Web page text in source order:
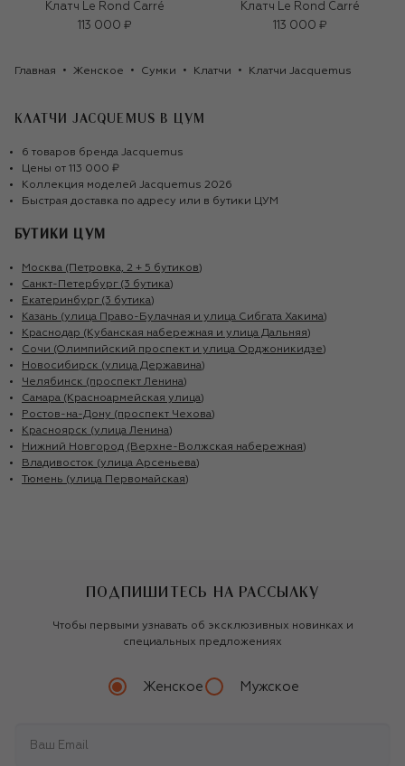
Клатч Le Rond Carré
113 000 ₽
Клатч Le Rond Carré
113 000 ₽
Главная Женское Сумки Клатчи Клатчи Jacquemus
КЛАТЧИ JACQUEMUS В ЦУМ
6 товаров бренда Jacquemus
Цены от 113 000 ₽
Коллекция моделей Jacquemus 2026
Быстрая доставка по адресу или в бутики ЦУМ
БУТИКИ ЦУМ
Москва (Петровка, 2 + 5 бутиков)
Санкт-Петербург (3 бутика)
Екатеринбург (3 бутика)
Казань (улица Право-Булачная и улица Сибгата Хакима)
Краснодар (Кубанская набережная и улица Дальняя)
Сочи (Олимпийский проспект и улица Орджоникидзе)
Новосибирск (улица Державина)
Челябинск (проспект Ленина)
Самара (Красноармейская улица)
Ростов-на-Дону (проспект Чехова)
Красноярск (улица Ленина)
Нижний Новгород (Верхне-Волжская набережная)
Владивосток (улица Арсеньева)
Тюмень (улица Первомайская)
ПОДПИШИТЕСЬ НА РАССЫЛКУ
Чтобы первыми узнавать об эксклюзивных новинках и
специальных предложениях
Женское Мужское